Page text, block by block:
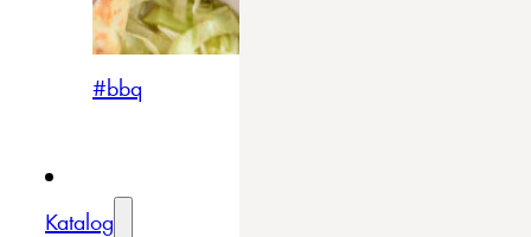
#bbq
Katalog